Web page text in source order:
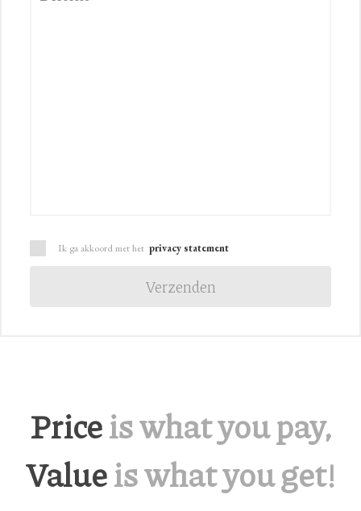
Ik ga akkoord met het privacy statement
Priceis what you pay,
Valueis what you get!